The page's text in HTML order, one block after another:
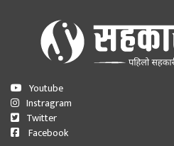
Facebook
Twitter
Instragram
Youtube